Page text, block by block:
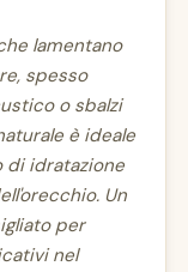
lamentano
spesso
o sbalzi
è ideale
idratazione
Un
per
nel